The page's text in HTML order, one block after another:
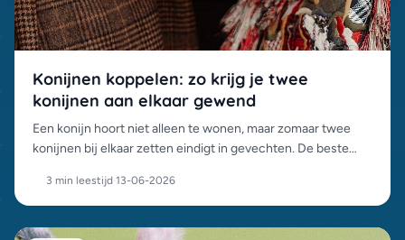
Konijnen koppelen: zo krijg je twee
konijnen aan elkaar gewend
Een konijn hoort niet alleen te wonen, maar zomaar twee
konijnen bij elkaar zetten eindigt in gevechten. De beste
koppeling.
3 min leestijd·13-06-2026